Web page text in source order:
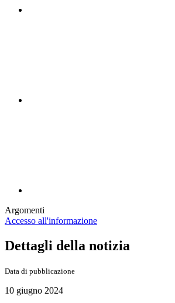
Argomenti
Accesso all'informazione
Dettagli della notizia
Data di pubblicazione
10 giugno 2024